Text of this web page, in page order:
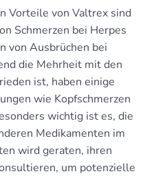
Vorteile von Valtrex sind
Schmerzen bei Herpes
von Ausbrüchen bei
die Mehrheit mit den
ist, haben einige
wie Kopfschmerzen
wichtig ist es, die
Medikamenten im
wird geraten, ihren
um potenzielle